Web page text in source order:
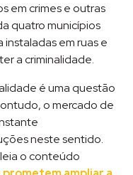
em crimes e outras
quatro municípios
em ruas e
a criminalidade.
é uma questão
o mercado de
neste sentido.
o conteúdo